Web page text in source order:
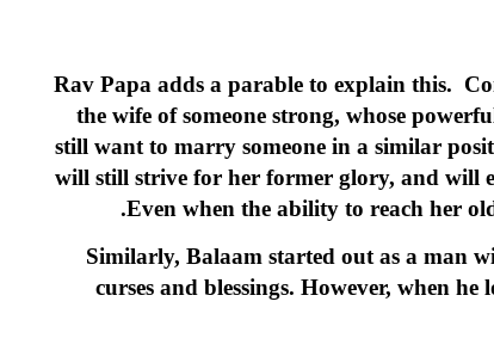
Rav Papa adds a parable to explain this.
the wife of someone strong, whose
still want to marry someone in a similar
will still strive for her former glory, and will
Even when the ability to reach her
Similarly, Balaam started out as a man
curses and blessings. However, when